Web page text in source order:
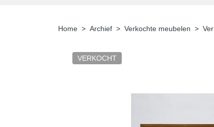
Home Archief Verkochte meubelen
VERKOCHT